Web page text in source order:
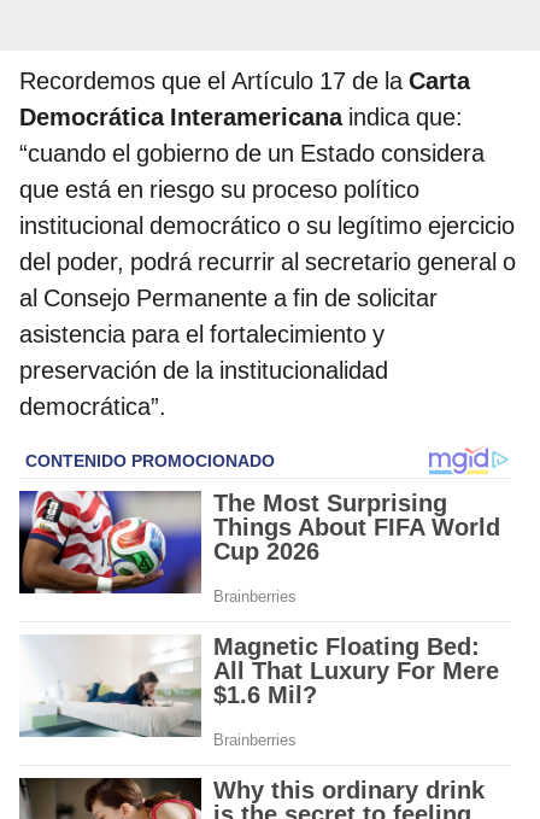
Recordemos que el Artículo 17 de laCarta
Democrática Interamericanaindica que:
“cuando el gobierno de un Estado considera
que está en riesgo su proceso político
institucional democrático o su legítimo ejercicio
del poder, podrá recurrir al secretario general o
al Consejo Permanente a fin de solicitar
asistencia para el fortalecimiento y
preservación de la institucionalidad
democrática”.